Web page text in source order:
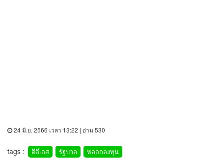
24 มิ.ย. 2566 เวลา 13:22 | อ่าน 530
tags : ดีอีเอส รัฐบาล หลอกลงทุน